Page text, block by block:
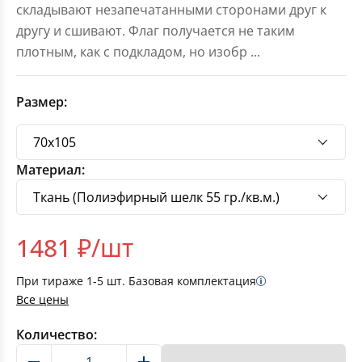
складывают незапечатанными сторонами друг к
другу и сшивают. Флаг получается не таким
плотным, как с подкладом, но изобр ...
Размер:
Материал:
1481 ₽/шт
При тираже 1-5 шт. Базовая комплектация
Все цены
Количество: